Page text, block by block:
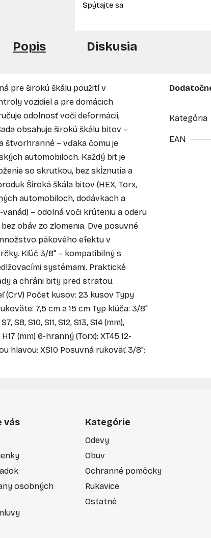
Popis Diskusia
pre širokú škálu použití v
vozidiel a pre domácich
odolnosť voči deformácii,
obsahuje širokú škálu bitov –
štvorhranné – vďaka čomu je
automobiloch. Každý bit je
so skrutkou, bez skĺznutia a
Široká škála bitov (HEX, Torx,
automobiloch, dodávkach a
– odolná voči krúteniu a oderu
obáv zo zlomenia. Dve posuvné
pákového efektu v
Kľúč 3/8" – kompatibilný s
systémami. Praktické
a chráni bity pred stratou.
(CrV) Počet kusov: 23 kusov Typy
7,5 cm a 15 cm Typ kľúča: 3/8"
S10, S11, S12, S13, S14 (mm),
(mm) 6-hranný (Torx): XT45 12-
hlavou: XS10 Posuvná rukoväť 3/8":
Kategória
EAN
vás
osobných
Kategórie
Odevy
Obuv
Ochranné pomôcky
Rukavice
Ostatné